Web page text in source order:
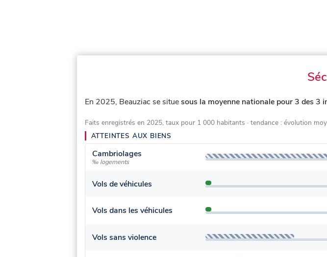
En 2025, Beauziac se situesous la moyenne nationale pour 3 des 3
Faits enregistrés en 2025, taux pour 1 000 habitants · tendance : évolution
ATTEINTES AUX BIENS
Cambriolages
‰ logements
Vols de véhicules
Vols dans les véhicules
Vols sans violence